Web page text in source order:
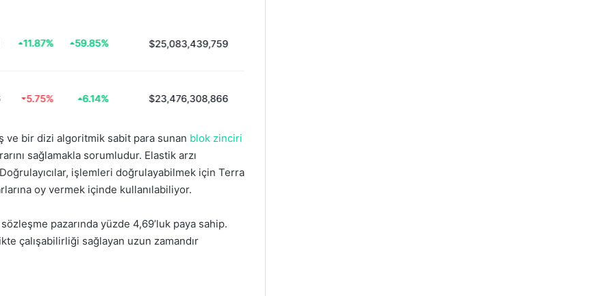
bir dizi algoritmik sabit para sunan blok zinciri
sağlamakla sorumludur. Elastik arzı
işlemleri doğrulayabilmek için Terra
oy vermek içinde kullanılabiliyor.
pazarında yüzde 4,69’luk paya sahip.
çalışabilirliği sağlayan uzun zamandır